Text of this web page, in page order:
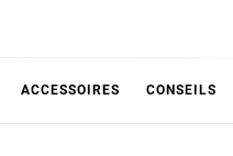
ACCESSOIRES CONSEILS